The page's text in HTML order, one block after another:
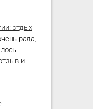
отдых
рада,
и